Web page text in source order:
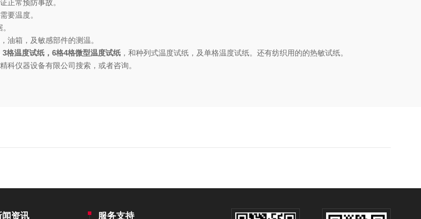
正常预防事故。
要温度。
油箱，及敏感部件的测温。
格温度试纸，6格4格微型温度试纸 ，和种列式温度试纸，及单格温度试纸。还有纺织用的的热敏试纸。
科仪器设备有限公司搜索，或者咨询。
闻资讯 服务支持